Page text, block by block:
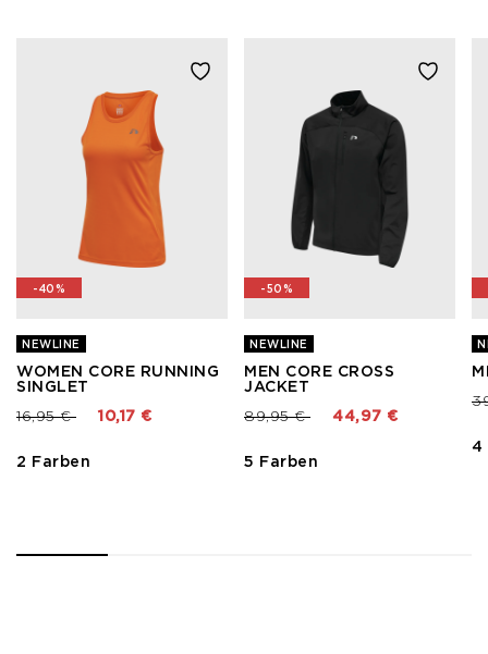
-40%
NEWLINE
WOMEN CORE RUNNING
SINGLET
Preis reduziert von
16,95 €bis 10,17 €
2 Farben
-50%
NEWLINE
MEN CORE CROSS
JACKET
Preis reduziert von
89,95 €bis 44,97 €
5 Farben
4